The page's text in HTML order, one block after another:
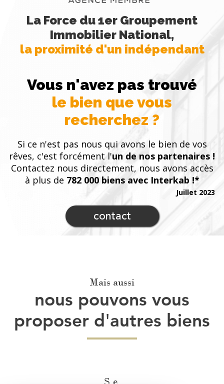
La Force du 1er Groupement
Immobilier National,
la proximité d'un indépendant
Vous n'avez pas trouvé
le bien que vous
recherchez ?
Si ce n'est pas nous qui avons le bien de vos
rêves, c'est forcément l'un de nos partenaires !
Contactez nous directement, nous avons accès
à plus de 782 000 biens avec Interkab !*
contact
Juillet 2023
Mais aussi
nous pouvons vous
proposer d'autres biens